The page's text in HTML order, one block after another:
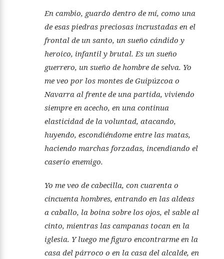
En cambio, guardo dentro de mí, como una
de esas piedras preciosas incrustadas en el
frontal de un santo, un sueño cándido y
heroico, infantil y brutal. Es un sueño
guerrero, un sueño de hombre de selva. Yo
me veo por los montes de Guipúzcoa o
Navarra al frente de una partida, viviendo
siempre en acecho, en una continua
elasticidad de la voluntad, atacando,
huyendo, escondiéndome entre las matas,
haciendo marchas forzadas, incendiando el
caserío enemigo.
Yo me veo de cabecilla, con cuarenta o
cincuenta hombres, entrando en las aldeas
a caballo, la boina sobre los ojos, el sable al
cinto, mientras las campanas tocan en la
iglesia. Y luego me figuro encontrarme en la
casa del párroco o en la casa del alcalde, en